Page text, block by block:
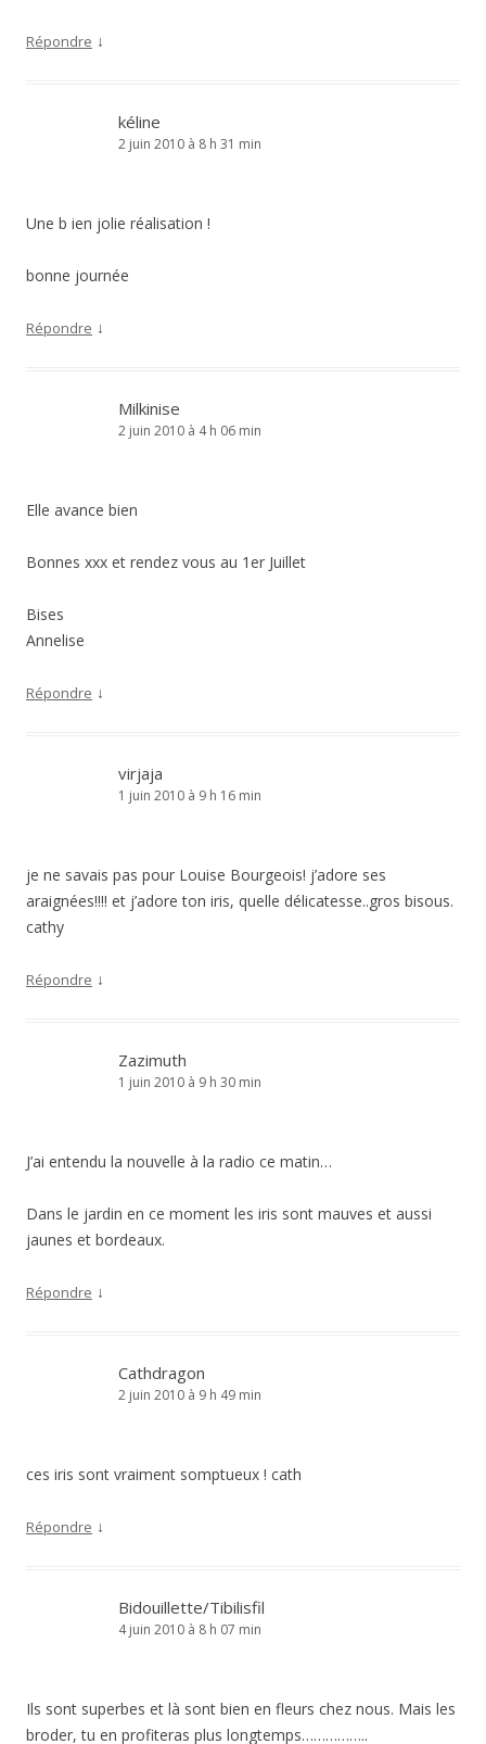
Répondre ↓
kéline
2 juin 2010 à 8 h 31 min
Une b ien jolie réalisation !
bonne journée
Répondre ↓
Milkinise
2 juin 2010 à 4 h 06 min
Elle avance bien
Bonnes xxx et rendez vous au 1er Juillet
Bises
Annelise
Répondre ↓
virjaja
1 juin 2010 à 9 h 16 min
je ne savais pas pour Louise Bourgeois! j’adore ses
araignées!!!! et j’adore ton iris, quelle délicatesse..gros bisous.
cathy
Répondre ↓
Zazimuth
1 juin 2010 à 9 h 30 min
J’ai entendu la nouvelle à la radio ce matin…
Dans le jardin en ce moment les iris sont mauves et aussi
jaunes et bordeaux.
Répondre ↓
Cathdragon
2 juin 2010 à 9 h 49 min
ces iris sont vraiment somptueux ! cath
Répondre ↓
Bidouillette/Tibilisfil
4 juin 2010 à 8 h 07 min
Ils sont superbes et là sont bien en fleurs chez nous. Mais les
broder, tu en profiteras plus longtemps……………..